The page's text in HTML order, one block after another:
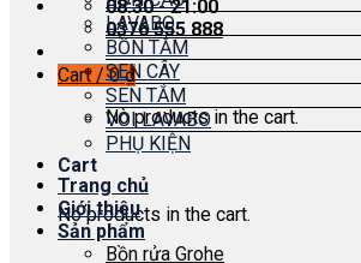
08:30 - 21:00
0376 555 888
Cart /0₫
No products in the cart.
Cart
No products in the cart.
LAVABO
BỒN TẮM
SEN CÂY
SEN TẮM
VÒI LAVABO
PHỤ KIỆN
Trang chủ
Giới thiệu
Sản phẩm
Bồn rửa Grohe